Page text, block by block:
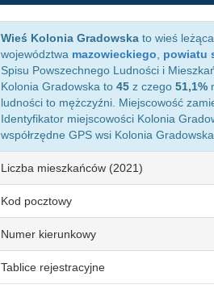
Wieś Kolonia Gradowska to wieś
województwa mazowieckiego powiatu
Spisu Powszechnego Ludności i
Kolonia Gradowska to 45 z czego 51,1%
ludności to mężczyźni. Miejscowość
Identyfikator miejscowości Kolonia
współrzędne GPS wsi Kolonia
Liczba mieszkańców (2021)
Kod pocztowy
Numer kierunkowy
Tablice rejestracyjne